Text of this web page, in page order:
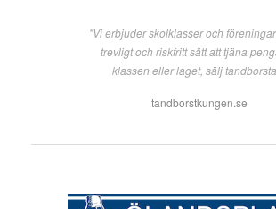
"Vi erbjuder skolklasser och föreningar
trevligt och riskfritt sätt att tjäna
klassen eller laget, sälj
tandborstkungen.se